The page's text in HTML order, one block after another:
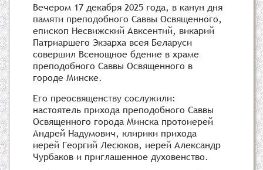
Вечером 17 декабря 2025 года, в канун дня
памяти преподобного Саввы Освященного,
епископ Несвижский Авксентий, викарий
Патриаршего Экзарха всея Беларуси
совершил Всенощное бдение в храме
преподобного Саввы Освященного в
городе Минске.
Его преосвященству сослужили:
настоятель прихода преподобного Саввы
Освященного города Минска протоиерей
Андрей Надумович, клирики прихода
иерей Георгий Лесюков, иерей Александр
Чурбаков и приглашенное духовенство.